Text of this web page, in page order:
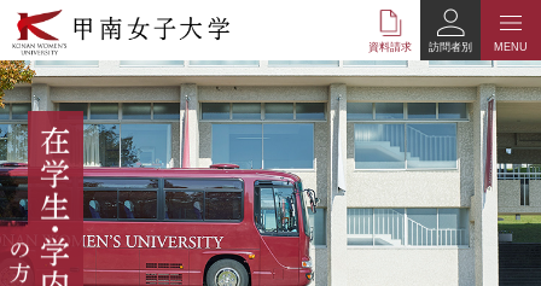
本
文
へ
の
リ
ン
ク
ナ
ビ
ゲ
ー
資料請求 MENU
訪問者別